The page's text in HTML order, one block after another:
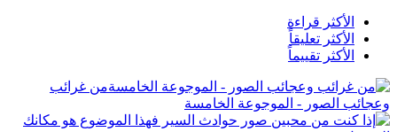
الأكثر قراءة
الأكثر تعليقاً
الأكثر تقييماً
من غرائب
وعجائب الصور - الموجوعة الخامسة